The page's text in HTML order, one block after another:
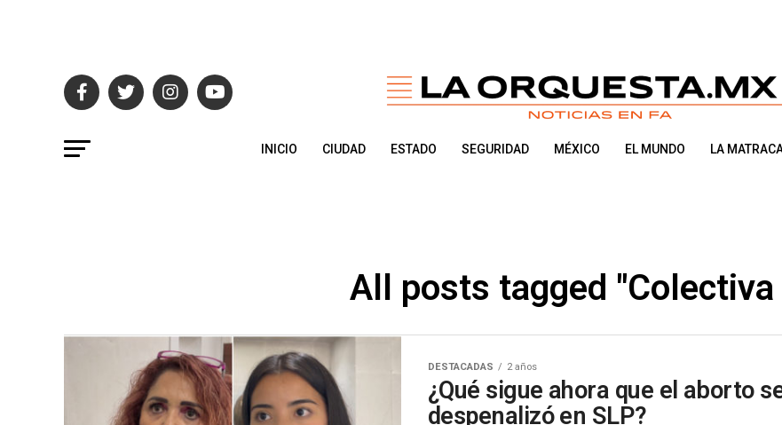
INICIO CIUDAD ESTADO SEGURIDAD MÉXICO EL MUNDO LA
All posts tagged "Colectiva
DESTACADAS 2 años
¿Qué sigue ahora que el aborto
despenalizó en SLP?